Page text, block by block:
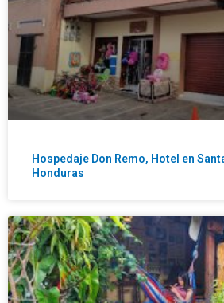
Hospedaje Don Remo, Hotel en
Honduras